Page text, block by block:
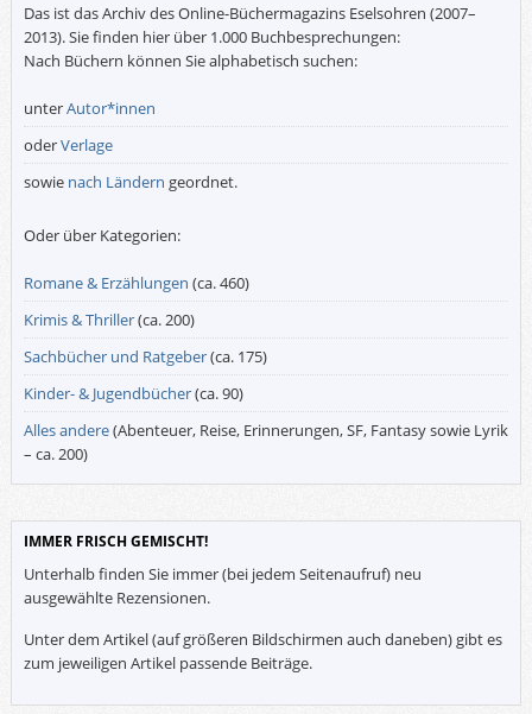
Das ist das Archiv des Online-Büchermagazins Eselsohren (2007–
2013). Sie finden hier über 1.000 Buchbesprechungen:
Nach Büchern können Sie alphabetisch suchen:
unterAutor*innen
oderVerlage
sowie nach Ländern geordnet.
Oder über Kategorien:
Romane & Erzählungen (ca. 460)
Krimis & Thriller(ca. 200)
Sachbücher und Ratgeber(ca. 175)
Kinder- & Jugendbücher(ca. 90)
Alles andere(Abenteuer, Reise, Erinnerungen, SF, Fantasy sowie Lyrik
– ca. 200)
IMMER FRISCH GEMISCHT!
Unterhalb finden Sie immer (bei jedem Seitenaufruf) neu
ausgewählte Rezensionen.
Unter dem Artikel (auf größeren Bildschirmen auch daneben) gibt es
zum jeweiligen Artikel passende Beiträge.